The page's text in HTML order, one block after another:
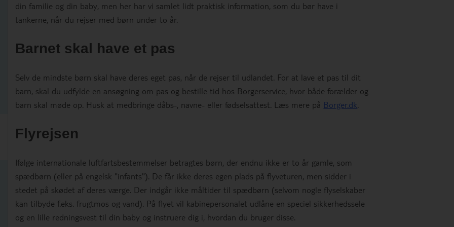
din familie og din baby, men her har vi samlet lidt praktisk information, som du bør have i
tankerne, når du rejser med børn under to år.
Barnet skal have et pas
Selv de mindste børn skal have deres eget pas, når de rejser til udlandet. For at lave et pas til dit
barn, skal du udfylde en ansøgning om pas og bestille tid hos Borgerservice, hvor både forælder og
barn skal møde op. Husk at medbringe dåbs-, navne- eller fødselsattest. Læs mere på Borger.dk.
Flyrejsen
Ifølge internationale luftfartsbestemmelser betragtes børn, der endnu ikke er to år gamle, som
spædbørn (eller på engelsk "infants"). De får ikke deres egen plads på flyveturen, men sidder i
stedet på skødet af deres værge. Der indgår ikke måltider til spædbørn (selvom nogle flyselskaber
kan tilbyde f.eks. frugtmos og vand). På flyet vil kabinepersonalet udlåne en speciel sikkerhedssele
og en lille redningsvest til din baby og instruere dig i, hvordan du bruger disse.